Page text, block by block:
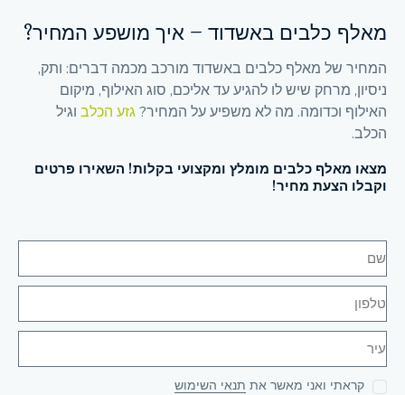
מאלף כלבים באשדוד – איך מושפע המחיר?
המחיר של מאלף כלבים באשדוד מורכב מכמה דברים: ותק,
ניסיון, מרחק שיש לו להגיע עד אליכם, סוג האילוף, מיקום
האילוף וכדומה. מה לא משפיע על המחיר?גזע הכלב וגיל
הכלב.
מצאו מאלף כלבים מומלץ ומקצועי בקלות! השאירו פרטים
וקבלו הצעת מחיר!
קראתי ואני מאשר את תנאי השימוש